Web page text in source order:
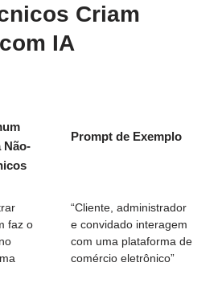
Criam
IA
Não-
Prompt de Exemplo
faz o
“Cliente, administrador
e convidado interagem
com uma plataforma de
comércio eletrônico”